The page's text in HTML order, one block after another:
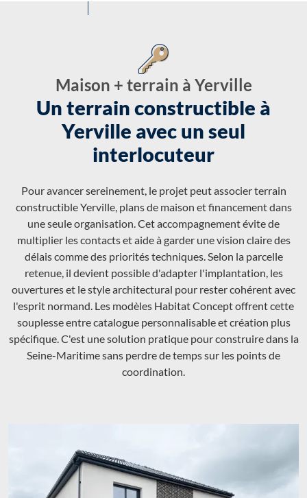
Maison + terrain à Yerville
Un terrain constructible à
Yerville avec un seul
interlocuteur
Pour avancer sereinement, le projet peut associer terrain
constructible Yerville, plans de maison et financement dans
une seule organisation. Cet accompagnement évite de
multiplier les contacts et aide à garder une vision claire des
délais comme des priorités techniques. Selon la parcelle
retenue, il devient possible d'adapter l'implantation, les
ouvertures et le style architectural pour rester cohérent avec
l'esprit normand. Les modèles Habitat Concept offrent cette
souplesse entre catalogue personnalisable et création plus
spécifique. C'est une solution pratique pour construire dans la
Seine-Maritime sans perdre de temps sur les points de
coordination.